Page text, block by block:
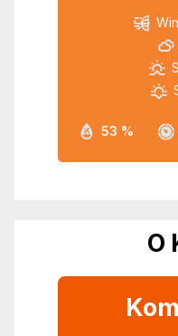
53 %
Ο